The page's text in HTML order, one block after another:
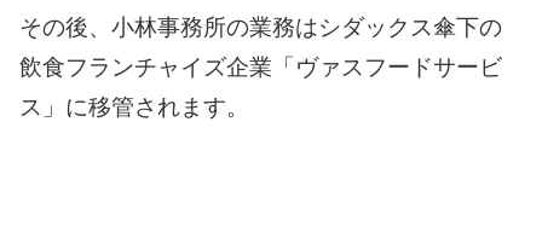
その後、小林事務所の業務はシダックス傘下の
飲食フランチャイズ企業「ヴァスフードサービ
ス」に移管されます。